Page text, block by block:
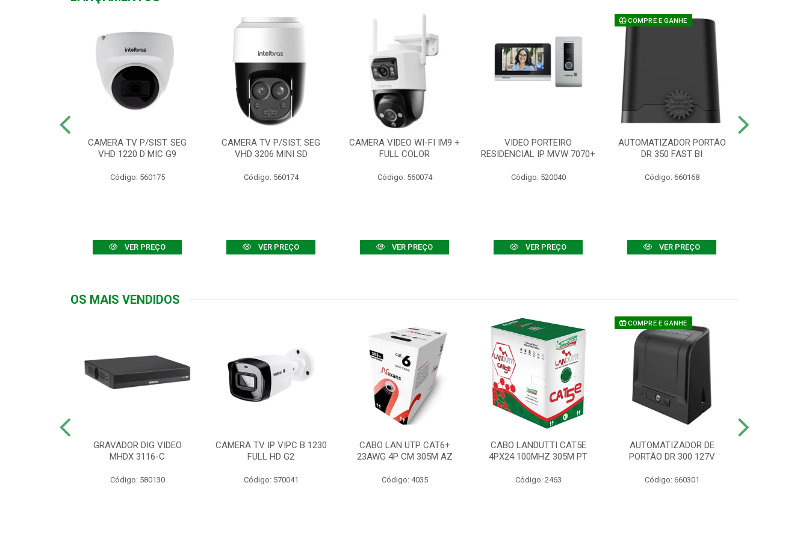
CAMERA TV P/SIST. SEG
VHD 1220 D MIC G9
Código: 560175
VER PREÇO
CAMERA TV P/SIST. SEG
VHD 3206 MINI SD
Código: 560174
VER PREÇO
CAMERA VIDEO WI-FI IM9 +
FULL COLOR
Código: 560074
VER PREÇO
VIDEO PORTEIRO
RESIDENCIAL IP MVW 7070+
Código: 520040
VER PREÇO
COMPRE E GANHE
AUTOMATIZADOR PORTÃO
DR 350 FAST BI
Código: 660168
VER PREÇO
OS MAIS VENDIDOS
GRAVADOR DIG VIDEO
MHDX 3116-C
Código: 580130
CAMERA TV IP VIPC B 1230
FULL HD G2
Código: 570041
CABO LAN UTP CAT6+
23AWG 4P CM 305M AZ
Código: 4035
CABO LANDUTTI CAT5E
4PX24 100MHZ 305M PT
Código: 2463
COMPRE E GANHE
AUTOMATIZADOR DE
PORTÃO DR 300 127V
Código: 660301